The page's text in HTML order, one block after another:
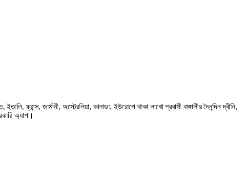
ফ্রান্স, জার্মানী, অস্ট্রেলিয়া, কানাডা, ইউরোপে থাকা লাখো প্রবাসী বাঙ্গালীর দৈনন্দিন দ্বীনি,
অ্যাপ।